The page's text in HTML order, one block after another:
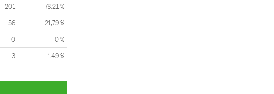
201 78,21 %
56 21,79 %
0 0 %
3 1,49 %